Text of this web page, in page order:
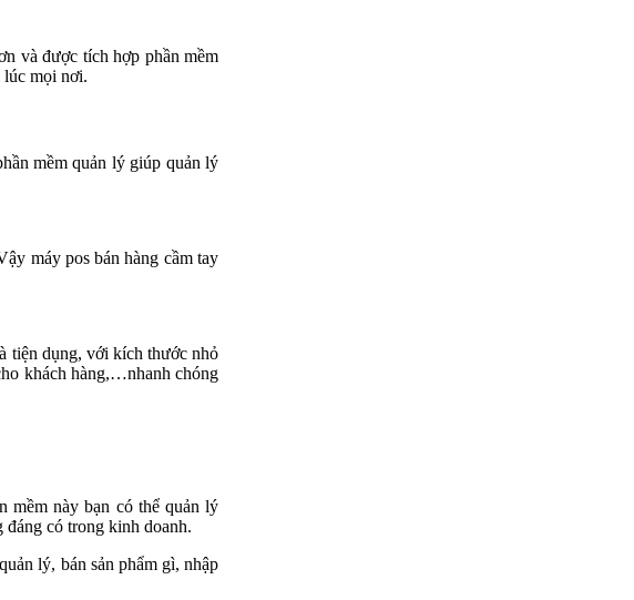
và được tích hợp phần mềm
lúc mọi nơi.
mềm quản lý giúp quản lý
máy pos bán hàng cầm tay
tiện dụng, với kích thước nhỏ
khách hàng,…nhanh chóng
mềm này bạn có thể quản lý
đáng có trong kinh doanh.
lý, bán sản phẩm gì, nhập